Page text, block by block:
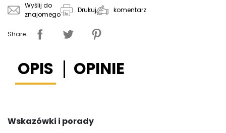
Wyślij do
znajomego
Drukuj komentarz
Share
OPIS OPINIE
Wskazówki i porady